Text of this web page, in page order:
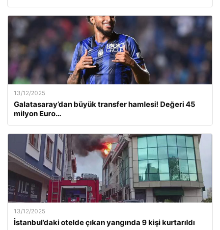
13/12/2025
Galatasaray’dan büyük transfer hamlesi! Değeri 45
milyon Euro…
13/12/2025
İstanbul’daki otelde çıkan yangında 9 kişi kurtarıldı